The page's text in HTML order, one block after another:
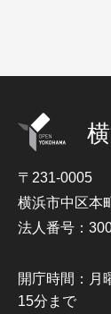
〒231-0005
横浜市中区本
法人番号：
開庁時間：月
15分まで